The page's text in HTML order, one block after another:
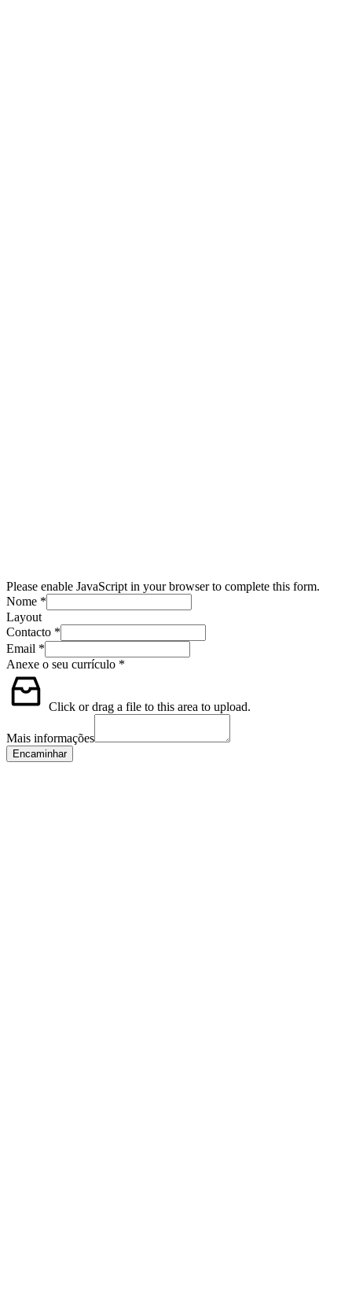
Please enable JavaScript in your browser to complete this form.
Nome *
Layout
Contacto *
Email *
Anexe o seu currículo *
Click or drag a file to this area to upload.
Mais informações
Encaminhar